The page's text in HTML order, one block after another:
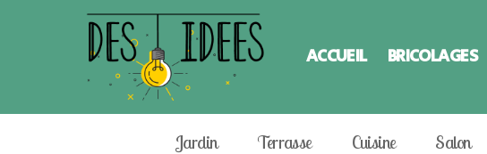
ACCUEIL BRICOLAGES
Jardin Terrasse Cuisine Salon